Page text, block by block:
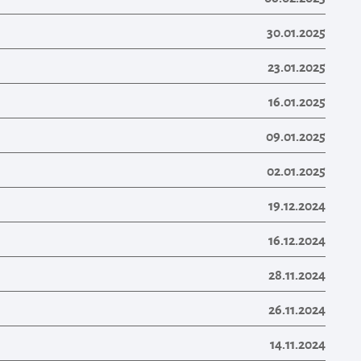
30.01.2025
23.01.2025
16.01.2025
09.01.2025
02.01.2025
19.12.2024
16.12.2024
28.11.2024
26.11.2024
14.11.2024